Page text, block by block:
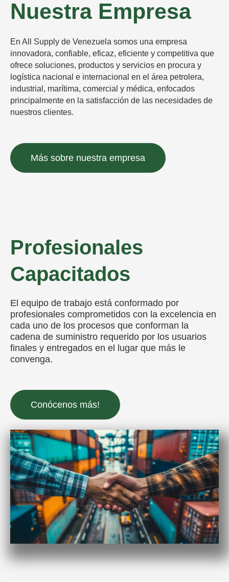
Nuestra Empresa
En All Supply de Venezuela somos una empresa
innovadora, confiable, eficaz, eficiente y competitiva que
ofrece soluciones, productos y servicios en procura y
logística nacional e internacional en el área petrolera,
industrial, marítima, comercial y médica, enfocados
principalmente en la satisfacción de las necesidades de
nuestros clientes.
Más sobre nuestra empresa
Profesionales
Capacitados
El equipo de trabajo está conformado por
profesionales comprometidos con la excelencia en
cada uno de los procesos que conforman la
cadena de suministro requerido por los usuarios
finales y entregados en el lugar que más le
convenga.
Conócenos más!